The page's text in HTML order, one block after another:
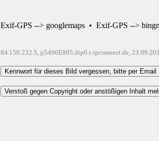
Exif-GPS --> googlemaps • Exif-GPS -->
84.150.232.5, p5496E805.dip0.t-ipconnect.de,